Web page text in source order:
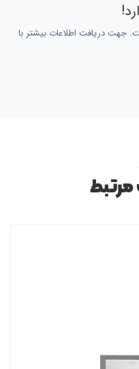
جهت دریافت اطلاعات بیشتر با